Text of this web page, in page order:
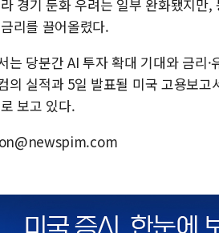
경기 둔화 우려는 일부 완화됐지
리를 끌어올렸다.
는 당분간 AI 투자 확대 기대와 금리
의 실적과 5일 발표될 미국 고용보
보고 있다.